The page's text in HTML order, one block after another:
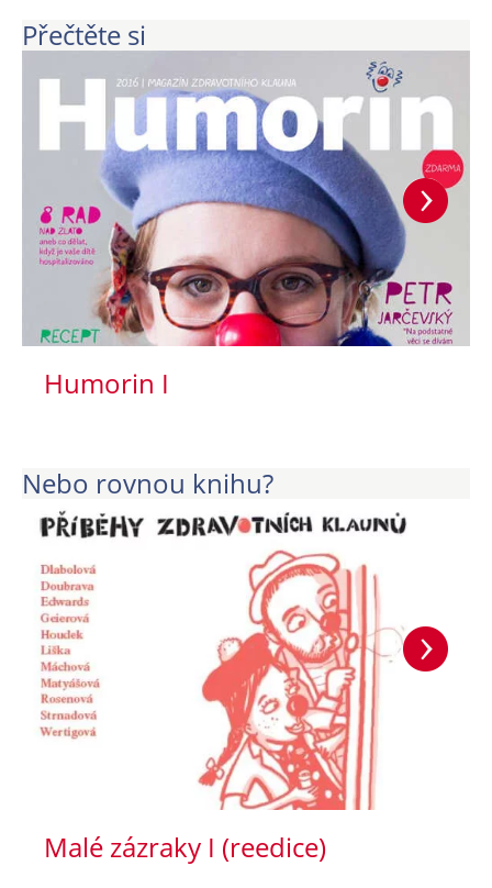
Přečtěte si
Humorin I
Nebo rovnou knihu?
Malé zázraky I (reedice)